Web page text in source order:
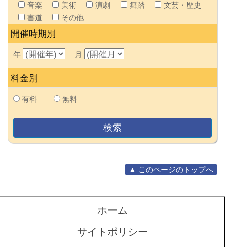
音楽 美術 演劇 舞踏
文芸・歴史
書道
その他
開催時期別
年 月
料金別
有料 無料
▲ このページのトップへ
ホーム
サイトポリシー